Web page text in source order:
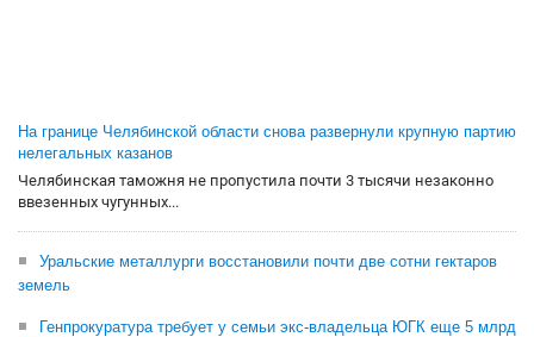
На границе Челябинской области снова развернули крупную партию
нелегальных казанов
Челябинская таможня не пропустила почти 3 тысячи незаконно
ввезенных чугунных...
Уральские металлурги восстановили почти две сотни гектаров
земель
Генпрокуратура требует у семьи экс-владельца ЮГК еще 5 млрд